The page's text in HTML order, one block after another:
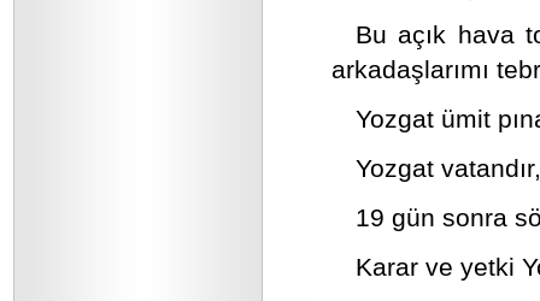
Bu açık hava
arkadaşlarımı
Yozgat ümit
Yozgat
19 gün sonra
Karar ve yetki